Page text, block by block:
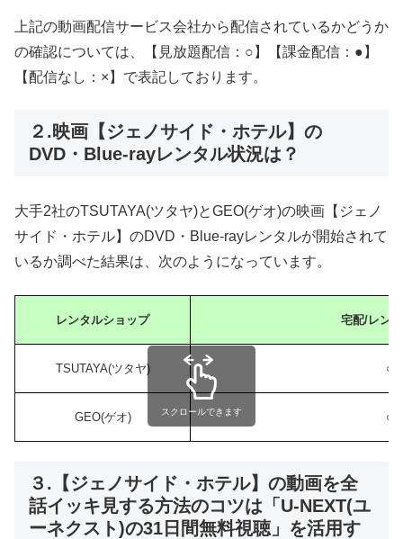
上記の動画配信サービス会社から配信されているかどうか
の確認については、【見放題配信：○】【課金配信：●】
【配信なし：×】で表記しております。
２.映画【ジェノサイド・ホテル】の
DVD・Blue-rayレンタル状況は？
大手2社のTSUTAYA(ツタヤ)とGEO(ゲオ)の映画【ジェノ
サイド・ホテル】のDVD・Blue-rayレンタルが開始されて
いるか調べた結果は、次のようになっています。
レンタルショップ 宅配/レン
TSUTAYA(ツタヤ) ○
GEO(ゲオ) ○
スクロールできます
３.【ジェノサイド・ホテル】の動画を全
話イッキ見する方法のコツは「U-NEXT(ユ
ーネクスト)の31日間無料視聴」を活用す